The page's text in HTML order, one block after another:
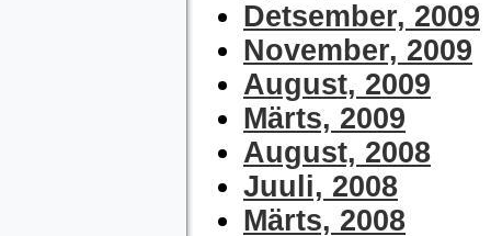
Detsember, 2009
November, 2009
August, 2009
Märts, 2009
August, 2008
Juuli, 2008
Märts, 2008